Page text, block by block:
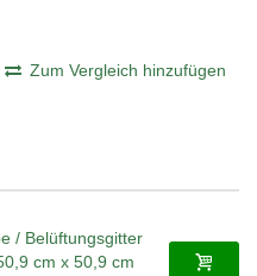
Zum Vergleich hinzufügen
/ Belüftungsgitter
cm x 50,9 cm